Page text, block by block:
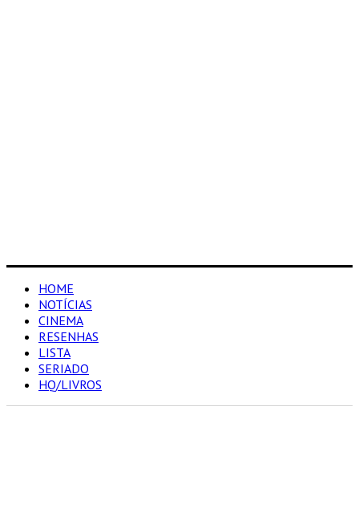
HOME
NOTÍCIAS
CINEMA
RESENHAS
LISTA
SERIADO
HQ/LIVROS